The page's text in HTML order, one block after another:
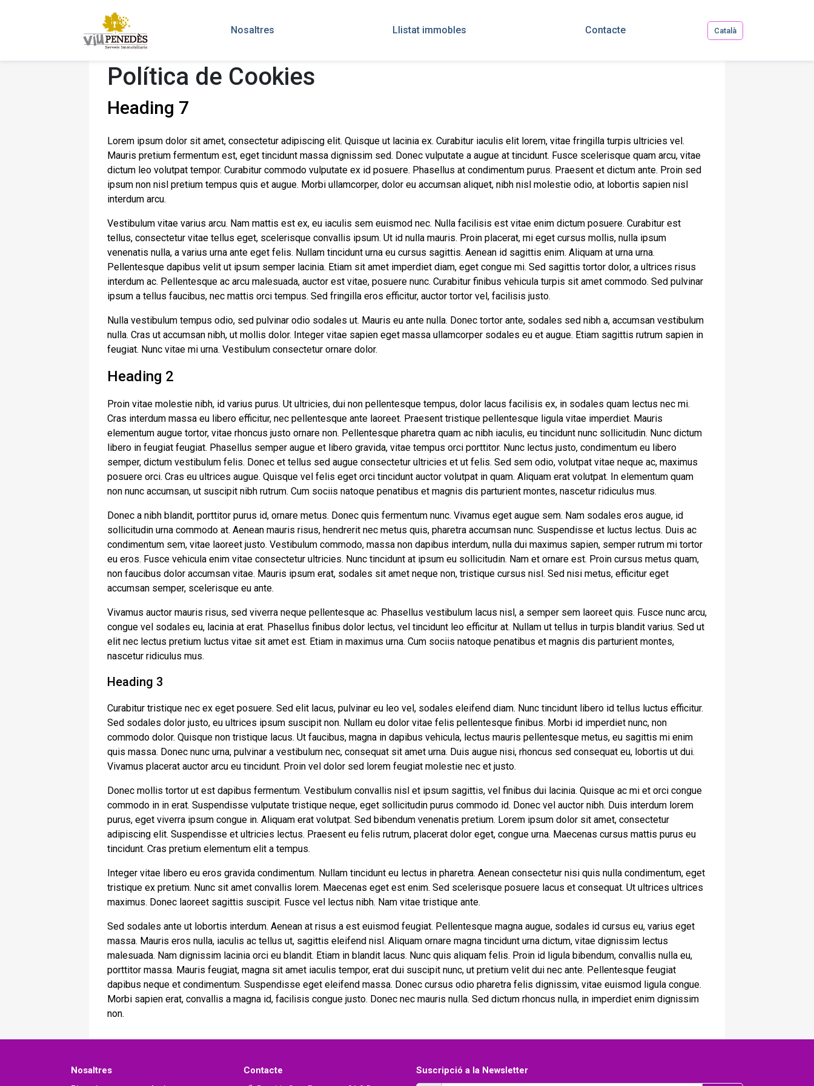
Nosaltres Llistat immobles Contacte Català
Política de Cookies
Heading 7
Lorem ipsum dolor sit amet, consectetur adipiscing elit. Quisque ut lacinia ex. Curabitur iaculis elit lorem, vitae fringilla turpis ultricies vel.
Mauris pretium fermentum est, eget tincidunt massa dignissim sed. Donec vulputate a augue at tincidunt. Fusce scelerisque quam arcu, vitae
dictum leo volutpat tempor. Curabitur commodo vulputate ex id posuere. Phasellus at condimentum purus. Praesent et dictum ante. Proin sed
ipsum non nisl pretium tempus quis et augue. Morbi ullamcorper, dolor eu accumsan aliquet, nibh nisl molestie odio, at lobortis sapien nisl
interdum arcu.
Vestibulum vitae varius arcu. Nam mattis est ex, eu iaculis sem euismod nec. Nulla facilisis est vitae enim dictum posuere. Curabitur est
tellus, consectetur vitae tellus eget, scelerisque convallis ipsum. Ut id nulla mauris. Proin placerat, mi eget cursus mollis, nulla ipsum
venenatis nulla, a varius urna ante eget felis. Nullam tincidunt urna eu cursus sagittis. Aenean id sagittis enim. Aliquam at urna urna.
Pellentesque dapibus velit ut ipsum semper lacinia. Etiam sit amet imperdiet diam, eget congue mi. Sed sagittis tortor dolor, a ultrices risus
interdum ac. Pellentesque ac arcu malesuada, auctor est vitae, posuere nunc. Curabitur finibus vehicula turpis sit amet commodo. Sed pulvinar
ipsum a tellus faucibus, nec mattis orci tempus. Sed fringilla eros efficitur, auctor tortor vel, facilisis justo.
Nulla vestibulum tempus odio, sed pulvinar odio sodales ut. Mauris eu ante nulla. Donec tortor ante, sodales sed nibh a, accumsan vestibulum
nulla. Cras ut accumsan nibh, ut mollis dolor. Integer vitae sapien eget massa ullamcorper sodales eu et augue. Etiam sagittis rutrum sapien in
feugiat. Nunc vitae mi urna. Vestibulum consectetur ornare dolor.
Heading 2
Proin vitae molestie nibh, id varius purus. Ut ultricies, dui non pellentesque tempus, dolor lacus facilisis ex, in sodales quam lectus nec mi.
Cras interdum massa eu libero efficitur, nec pellentesque ante laoreet. Praesent tristique pellentesque ligula vitae imperdiet. Mauris
elementum augue tortor, vitae rhoncus justo ornare non. Pellentesque pharetra quam ac nibh iaculis, eu tincidunt nunc sollicitudin. Nunc dictum
libero in feugiat feugiat. Phasellus semper augue et libero gravida, vitae tempus orci porttitor. Nunc lectus justo, condimentum eu libero
semper, dictum vestibulum felis. Donec et tellus sed augue consectetur ultricies et ut felis. Sed sem odio, volutpat vitae neque ac, maximus
posuere orci. Cras eu ultrices augue. Quisque vel felis eget orci tincidunt auctor volutpat in quam. Aliquam erat volutpat. In elementum quam
non nunc accumsan, ut suscipit nibh rutrum. Cum sociis natoque penatibus et magnis dis parturient montes, nascetur ridiculus mus.
Donec a nibh blandit, porttitor purus id, ornare metus. Donec quis fermentum nunc. Vivamus eget augue sem. Nam sodales eros augue, id
sollicitudin urna commodo at. Aenean mauris risus, hendrerit nec metus quis, pharetra accumsan nunc. Suspendisse et luctus lectus. Duis ac
condimentum sem, vitae laoreet justo. Vestibulum commodo, massa non dapibus interdum, nulla dui maximus sapien, semper rutrum mi tortor
eu eros. Fusce vehicula enim vitae consectetur ultricies. Nunc tincidunt at ipsum eu sollicitudin. Nam et ornare est. Proin cursus metus quam,
non faucibus dolor accumsan vitae. Mauris ipsum erat, sodales sit amet neque non, tristique cursus nisl. Sed nisi metus, efficitur eget
accumsan semper, scelerisque eu ante.
Vivamus auctor mauris risus, sed viverra neque pellentesque ac. Phasellus vestibulum lacus nisl, a semper sem laoreet quis. Fusce nunc arcu,
congue vel sodales eu, lacinia at erat. Phasellus finibus dolor lectus, vel tincidunt leo efficitur at. Nullam ut tellus in turpis blandit varius. Sed ut
elit nec lectus pretium luctus vitae sit amet est. Etiam in maximus urna. Cum sociis natoque penatibus et magnis dis parturient montes,
nascetur ridiculus mus.
Heading 3
Curabitur tristique nec ex eget posuere. Sed elit lacus, pulvinar eu leo vel, sodales eleifend diam. Nunc tincidunt libero id tellus luctus efficitur.
Sed sodales dolor justo, eu ultrices ipsum suscipit non. Nullam eu dolor vitae felis pellentesque finibus. Morbi id imperdiet nunc, non
commodo dolor. Quisque non tristique lacus. Ut faucibus, magna in dapibus vehicula, lectus mauris pellentesque metus, eu sagittis mi enim
quis massa. Donec nunc urna, pulvinar a vestibulum nec, consequat sit amet urna. Duis augue nisi, rhoncus sed consequat eu, lobortis ut dui.
Vivamus placerat auctor arcu eu tincidunt. Proin vel dolor sed lorem feugiat molestie nec et justo.
Donec mollis tortor ut est dapibus fermentum. Vestibulum convallis nisl et ipsum sagittis, vel finibus dui lacinia. Quisque ac mi et orci congue
commodo in in erat. Suspendisse vulputate tristique neque, eget sollicitudin purus commodo id. Donec vel auctor nibh. Duis interdum lorem
purus, eget viverra ipsum congue in. Aliquam erat volutpat. Sed bibendum venenatis pretium. Lorem ipsum dolor sit amet, consectetur
adipiscing elit. Suspendisse et ultricies lectus. Praesent eu felis rutrum, placerat dolor eget, congue urna. Maecenas cursus mattis purus eu
tincidunt. Cras pretium elementum elit a tempus.
Integer vitae libero eu eros gravida condimentum. Nullam tincidunt eu lectus in pharetra. Aenean consectetur nisi quis nulla condimentum, eget
tristique ex pretium. Nunc sit amet convallis lorem. Maecenas eget est enim. Sed scelerisque posuere lacus et consequat. Ut ultrices ultrices
maximus. Donec laoreet sagittis suscipit. Fusce vel lectus nibh. Nam vitae tristique ante.
Sed sodales ante ut lobortis interdum. Aenean at risus a est euismod feugiat. Pellentesque magna augue, sodales id cursus eu, varius eget
massa. Mauris eros nulla, iaculis ac tellus ut, sagittis eleifend nisl. Aliquam ornare magna tincidunt urna dictum, vitae dignissim lectus
malesuada. Nam dignissim lacinia orci eu blandit. Etiam in blandit lacus. Nunc quis aliquam felis. Proin id ligula bibendum, convallis nulla eu,
porttitor massa. Mauris feugiat, magna sit amet iaculis tempor, erat dui suscipit nunc, ut pretium velit dui nec ante. Pellentesque feugiat
dapibus neque et condimentum. Suspendisse eget eleifend massa. Donec cursus odio pharetra felis dignissim, vitae euismod ligula congue.
Morbi sapien erat, convallis a magna id, facilisis congue justo. Donec nec mauris nulla. Sed dictum rhoncus nulla, in imperdiet enim dignissim
non.
Nosaltres Contacte Suscripció a la Newsletter